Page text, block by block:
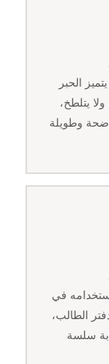
الحبر
يتلطخ،
وطويلة
في
الطالب،